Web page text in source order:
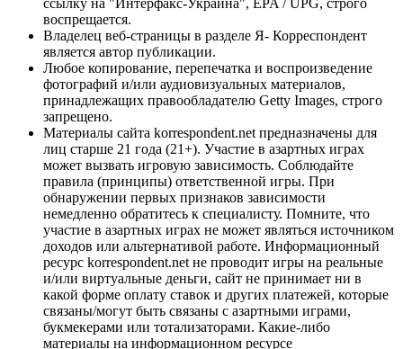
воспрещается.
Владелец веб-страницы в разделе Я- Корреспондент
является автор публикации.
Любое копирование, перепечатка и воспроизведение
фотографий и/или аудиовизуальных материалов,
принадлежащих правообладателю Getty Images, строго
запрещено.
Материалы сайта korrespondent.net предназначены для
лиц старше 21 года (21+). Участие в азартных играх
может вызвать игровую зависимость. Соблюдайте
правила (принципы) ответственной игры. При
обнаружении первых признаков зависимости
немедленно обратитесь к специалисту. Помните, что
участие в азартных играх не может являться источником
доходов или альтернативой работе. Информационный
ресурс korrespondent.net не проводит игры на реальные
и/или виртуальные деньги, сайт не принимает ни в
какой форме оплату ставок и других платежей, которые
связаны/могут быть связаны с азартными играми,
букмекерами или тотализаторами. Какие-либо
материалы на информационном ресурсе